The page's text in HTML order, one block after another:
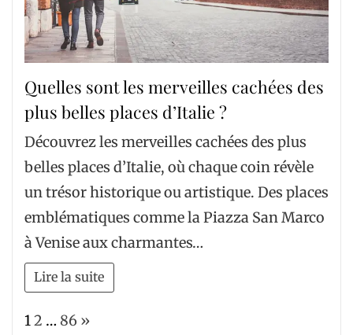
Quelles sont les merveilles cachées des
plus belles places d’Italie ?
Découvrez les merveilles cachées des plus
belles places d’Italie, où chaque coin révèle
un trésor historique ou artistique. Des places
emblématiques comme la Piazza San Marco
à Venise aux charmantes…
Lire la suite
Page:
12 … 86 Next
»